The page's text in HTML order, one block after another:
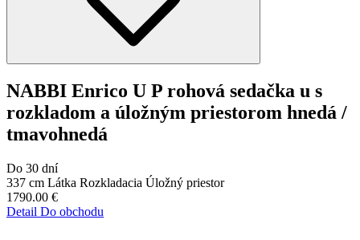
NABBI Enrico U P rohová sedačka u s
rozkladom a úložným priestorom hnedá /
tmavohnedá
Do 30 dní
337 cm Látka Rozkladacia Úložný priestor
1790.00 €
Detail Do obchodu